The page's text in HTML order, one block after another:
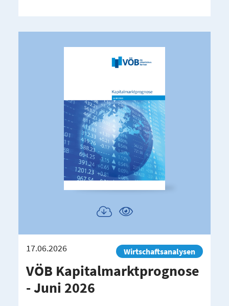
Publikation
Publikation
17.06.2026 Wirtschaftsanalysen
VÖB Kapital­markt­pro­gnose
- Juni 2026